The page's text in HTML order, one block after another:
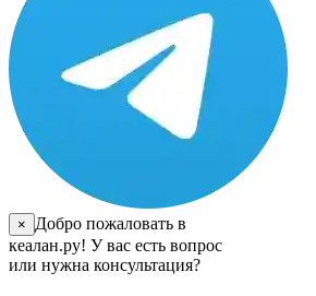
×
Добро пожаловать в
кеалан.ру! У вас есть вопрос
или нужна консультация?